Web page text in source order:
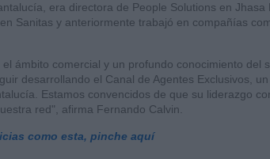
era directora de People Solutions en Jhasa
Sanitas y anteriormente trabajó en compañías
ámbito comercial y un profundo conocimiento del
desarrollando el Canal de Agentes Exclusivos,
Estamos convencidos de que su liderazgo
red", afirma Fernando Calvin.
como esta, pinche aquí